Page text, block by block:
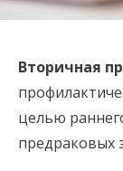
Вторичная
целью
предраковых